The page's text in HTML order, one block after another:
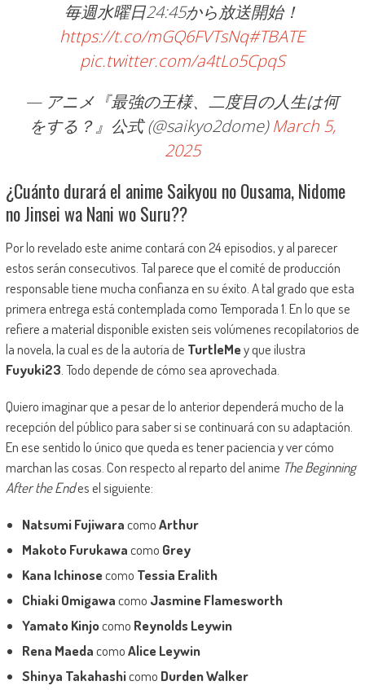
毎週水曜日24:45から放送開始！
https://t.co/mGQ6FVTsNq#TBATE
pic.twitter.com/a4tLo5CpqS
— アニメ『最強の王様、二度目の人生は何
をする？』公式 (@saikyo2dome)March 5,
2025
¿Cuánto durará el anime Saikyou no Ousama, Nidome
no Jinsei wa Nani wo Suru??
Por lo revelado este anime contará con 24 episodios, y al parecer
estos serán consecutivos. Tal parece que el comité de producción
responsable tiene mucha confianza en su éxito. A tal grado que esta
primera entrega está contemplada como Temporada 1. En lo que se
refiere a material disponible existen seis volúmenes recopilatorios de
la novela, la cual es de la autoría de TurtleMey que ilustra
Fuyuki23 . Todo depende de cómo sea aprovechada.
Quiero imaginar que a pesar de lo anterior dependerá mucho de la
recepción del público para saber si se continuará con su adaptación.
En ese sentido lo único que queda es tener paciencia y ver cómo
marchan las cosas. Con respecto al reparto del anime The Beginning
After the Endes el siguiente:
Natsumi FujiwaracomoArthur
Makoto Furukawacomo Grey
Kana Ichinosecomo Tessia Eralith
Chiaki Omigawacomo Jasmine Flamesworth
Yamato Kinjocomo Reynolds Leywin
Rena MaedacomoAlice Leywin
Shinya Takahashicomo Durden Walker